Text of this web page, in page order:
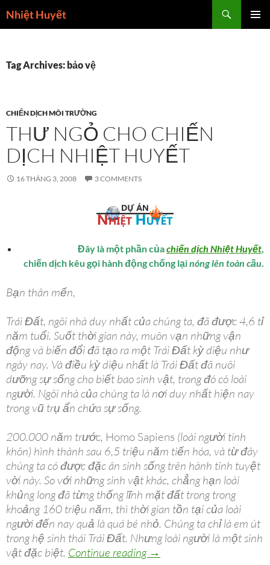
toNhiệt Huyết
Tag Archives: bảo vệ
CHIẾN DỊCH MÔI TRƯỜNG
THƯ NGỎ CHO CHIẾN
DỊCH NHIỆT HUYẾT
16 THÁNG 3, 2008 3 COMMENTS
Đây là một phần củachiến dịch Nhiệt Huyết,
chiến dịch kêu gọi hành động chống lạinóng lên toàn cầu.
Bạn thân mến,
Trái Đất, ngôi nhà duy nhất của chúng ta, đã được 4,6 tỉ
năm tuổi. Suốt thời gian này, muôn vạn những vận
động và biến đổi đã tạo ra một Trái Đất kỳ diệu như
ngày nay. Và điều kỳ diệu nhất là Trái Đất đã nuôi
dưỡng sự sống cho biết bao sinh vật, trong đó có loài
người. Ngôi nhà của chúng ta là nơi duy nhất hiện nay
trong vũ trụ ẩn chứa sự sống.
200.000 năm trước, Homo Sapiens (loài người tinh
khôn) hình thành sau 6,5 triệu năm tiến hóa, và từ đây
chúng ta có được đặc ân sinh sống trên hành tinh tuyệt
vời này. So với những sinh vật khác, chẳng hạn loài
khủng long đã từng thống lĩnh mặt đất trong trong
khoảng 160 triệu năm, thì thời gian tồn tại của loài
người đến nay quả là quá bé nhỏ. Chúng ta chỉ là em út
trong hệ sinh thái Trái Đất. Nhưng loài người là một sinh
vật đặc biệt. Continue reading Thư ngỏ cho chiến dịch
→